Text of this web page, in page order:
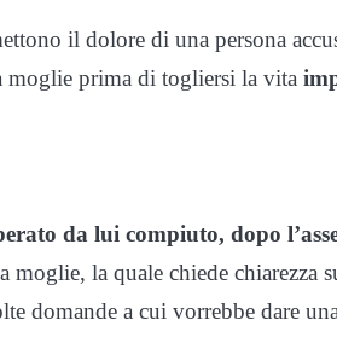
il dolore di una persona
moglie prima di togliersi la vita
da lui compiuto, dopo
moglie, la quale chiede chiarezza
domande a cui vorrebbe dare